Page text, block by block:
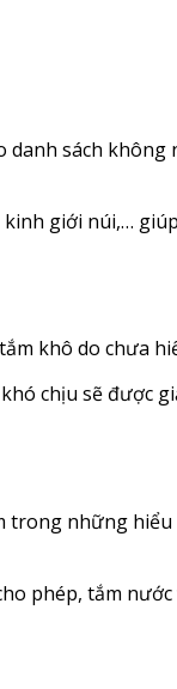
sách không
giới núi,…
khô do chưa
chịu sẽ được
trong những
phép, tắm nước